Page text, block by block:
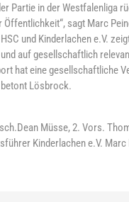
Partie in der Westfalenliga
sagt Marc
und Kinderlachen e.V.
auf gesellschaftlich
hat eine gesellschaftliche
betont Lösbrock.
Müsse, 2. Vors.
Kinderlachen e.V. Marc